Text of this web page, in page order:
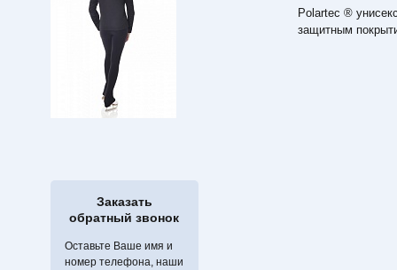
Заказать
обратный звонок
Оставьте Ваше имя и
номер телефона, наши
Polartec ®
защитным